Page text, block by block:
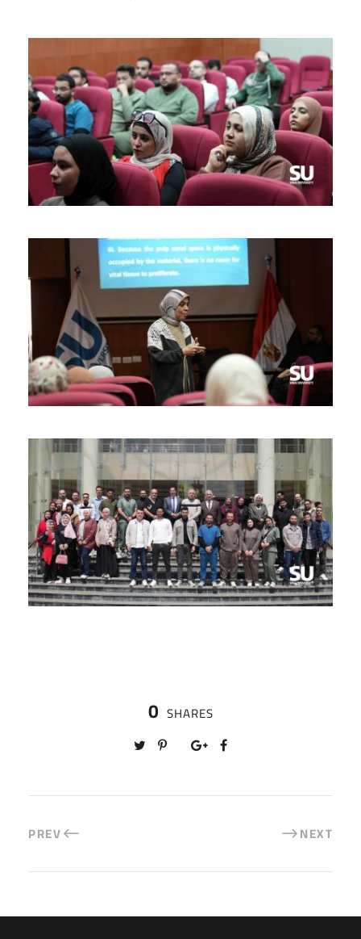
0 SHARES
PREV NEXT